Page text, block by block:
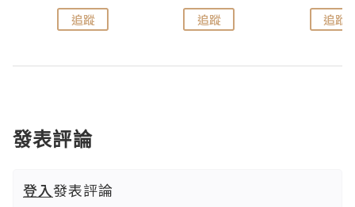
追蹤 追蹤 追蹤
發表評論
登入發表評論